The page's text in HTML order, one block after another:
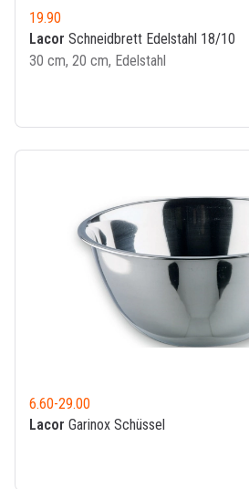
19.90
Lacor Schneidbrett Edelstahl 18/10
30 cm, 20 cm, Edelstahl
6.60-29.00
Lacor Garinox Schüssel